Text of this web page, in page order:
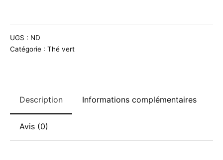
Genmaicha
Yukihime
BIO
e
UGS : ND
Catégorie : Thé vert
Description Informations complémentaires
Avis (0)